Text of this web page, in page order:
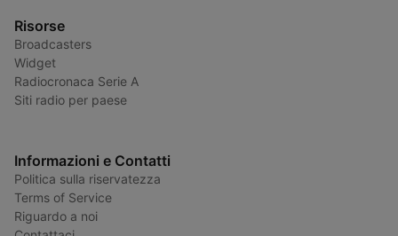
Risorse
Broadcasters
Widget
Radiocronaca Serie A
Siti radio per paese
Informazioni e Contatti
Politica sulla riservatezza
Terms of Service
Riguardo a noi